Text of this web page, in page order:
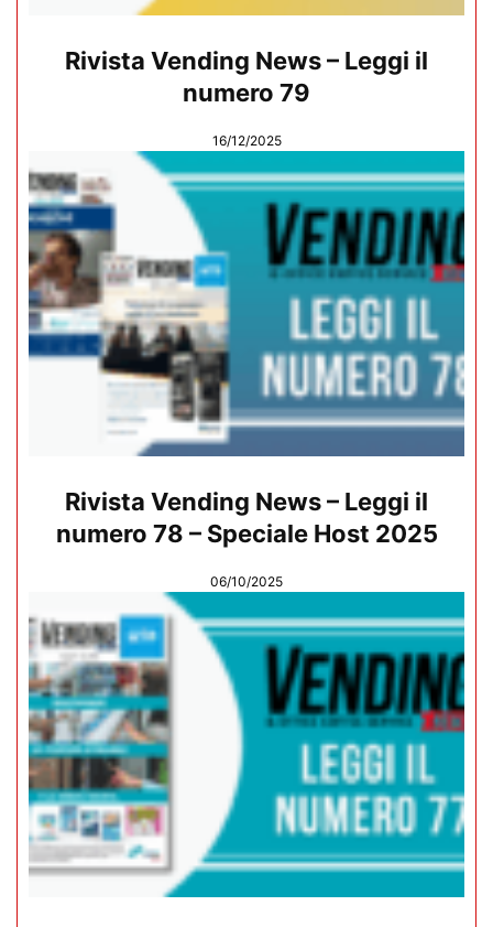
Rivista Vending News – Leggi il
numero 79
16/12/2025
Rivista Vending News – Leggi il
numero 78 – Speciale Host 2025
06/10/2025